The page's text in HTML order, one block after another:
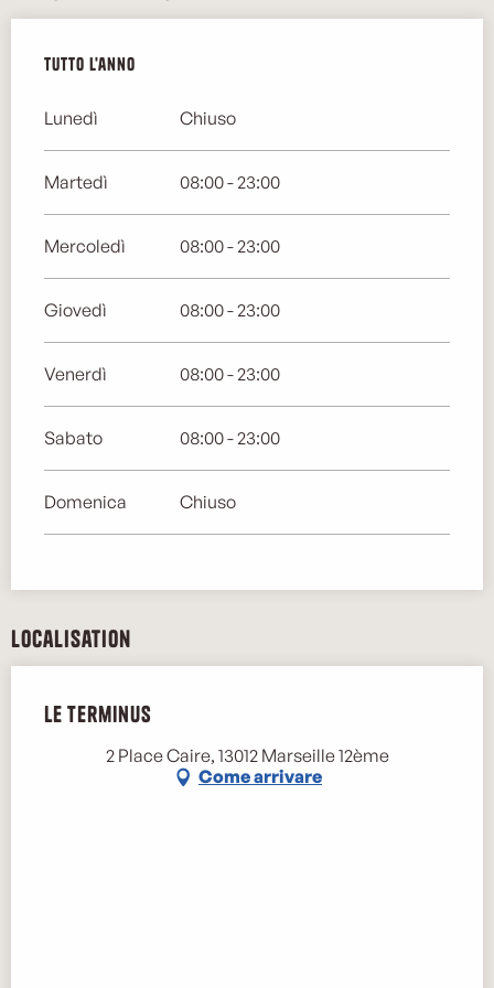
Tutto l'anno
Tutto l'anno
Lunedì Chiuso
Martedì 08:00 - 23:00
Mercoledì 08:00 - 23:00
Giovedì 08:00 - 23:00
Venerdì 08:00 - 23:00
Sabato 08:00 - 23:00
Domenica Chiuso
Localisation
Le Terminus
2 Place Caire, 13012 Marseille 12ème
Come arrivare